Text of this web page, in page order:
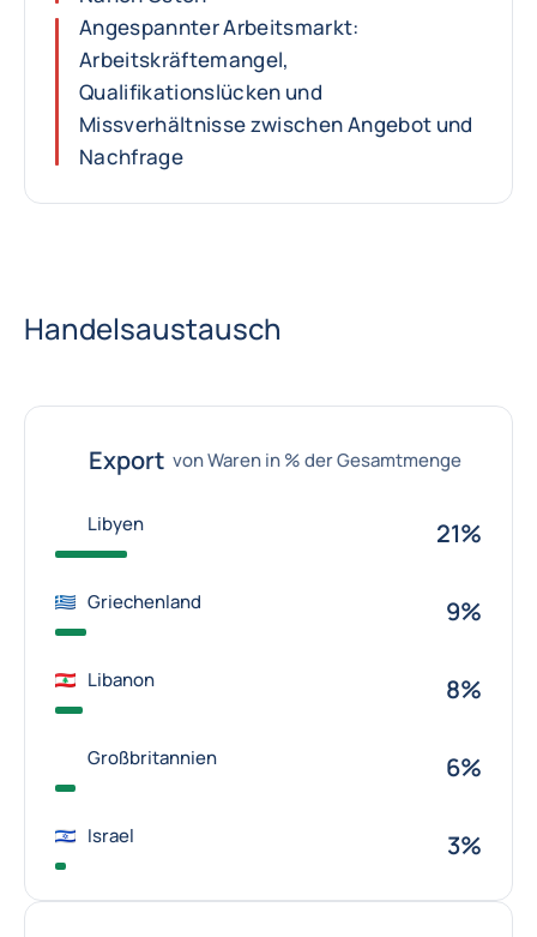
Angespannter Arbeitsmarkt:
Arbeitskräftemangel,
Qualifikationslücken und
Missverhältnisse zwischen Angebot und
Nachfrage
Handelsaustausch
Export von Waren in % der Gesamtmenge
Libyen 21%
Griechenland 9%
Libanon 8%
Großbritannien 6%
Israel 3%